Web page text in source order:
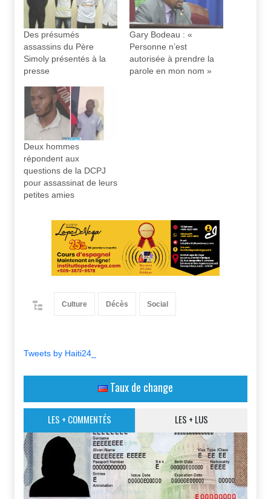
Des présumés
assassins du Père
Simoly présentés à la
presse
Gary Bodeau : «
Personne n’est
autorisée à prendre la
parole en mon nom »
Deux hommes
répondent aux
questions de la DCPJ
pour assassinat de leurs
petites amies
Culture Décès Social
Tweets by Haiti24_
Taux de change
LES + COMMENTÉS LES + LUS